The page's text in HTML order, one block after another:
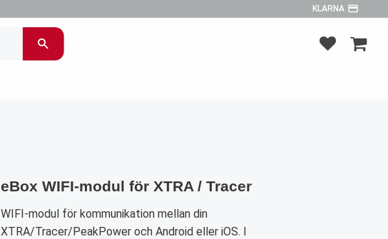
KLARNA payment
FAVORITER
eBox WIFI-modul för XTRA / Tracer
WIFI-modul för kommunikation mellan din
XTRA/Tracer/PeakPower och Android eller iOS. I